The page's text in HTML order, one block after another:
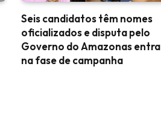
Seis candidatos têm nomes
oficializados e disputa pelo
Governo do Amazonas entra
na fase de campanha